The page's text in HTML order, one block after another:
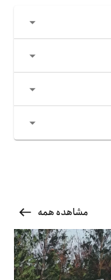
مشاهده همه